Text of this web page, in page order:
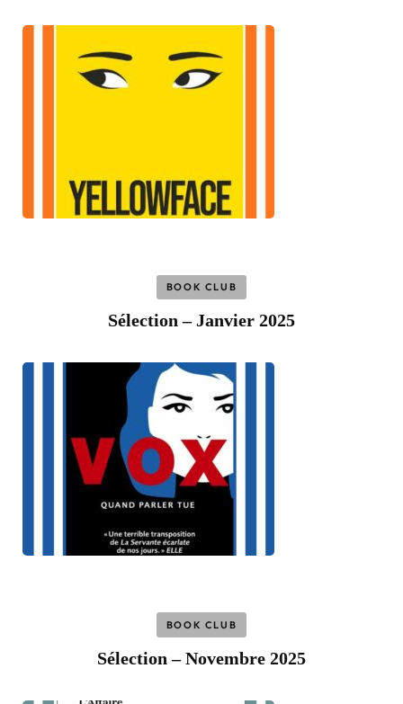
BOOK CLUB
Sélection – Janvier 2025
BOOK CLUB
Sélection – Novembre 2025